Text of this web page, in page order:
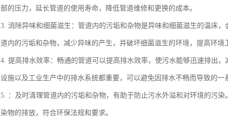
部的压力，延长管道的使用寿命，降低管道维修和更换的成本。
3. 消除异味和细菌滋生：管道内的污垢和杂物是异味和细菌滋生的温床
道内的污垢和杂物，减少异味的产生，并破坏细菌滋生的环境，提高环境
4. 提高排水效率：畅通的管道可以提高排水效率，使污水能够迅速排出
设施以及工业生产中的排水系统都重要，可以避免因排水不畅而导致的一
5. ：及时清理管道内的污垢和杂物，有助于防止污水外溢和对环境的污
染物的排放，符合环保法规和要求。